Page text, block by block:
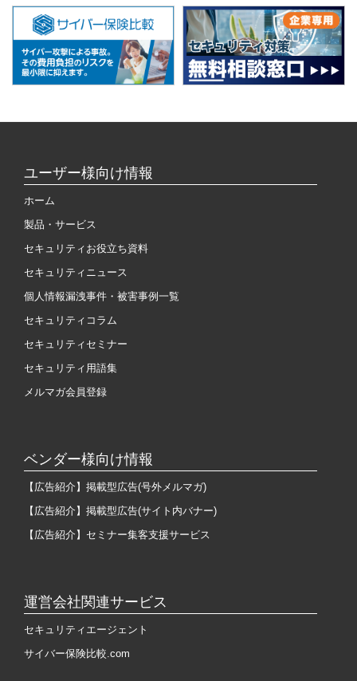
ユーザー様向け情報
ホーム
製品・サービス
セキュリティお役立ち資料
セキュリティニュース
個人情報漏洩事件・被害事例一覧
セキュリティコラム
セキュリティセミナー
セキュリティ用語集
メルマガ会員登録
ベンダー様向け情報
【広告紹介】掲載型広告(号外メルマガ)
【広告紹介】掲載型広告(サイト内バナー)
【広告紹介】セミナー集客支援サービス
運営会社関連サービス
セキュリティエージェント
サイバー保険比較.com